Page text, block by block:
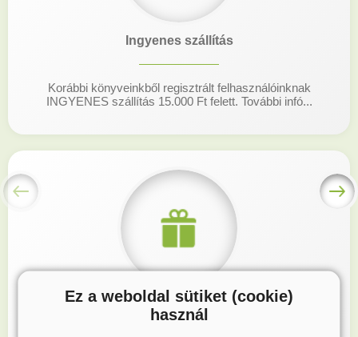
Ingyenes szállítás
Korábbi könyveinkből regisztrált felhasználóinknak
INGYENES szállítás 15.000 Ft felett. További infó...
Hűségprogram
Ez a weboldal sütiket (cookie)
használ